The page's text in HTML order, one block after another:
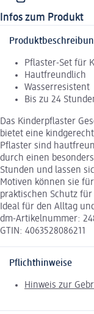
Infos zum Produkt
Pflaster-Set für
Hautfreundlich
Wasserresistent
Bis zu 24
Das Kinderpflaster
bietet eine
Pflaster sind
durch einen
Stunden und lassen
Motiven können sie
praktischen Schutz
Ideal für den Alltag
dm-Artikelnummer:
GTIN: 4063528086211
Pflichthinweise
Hinweis zur